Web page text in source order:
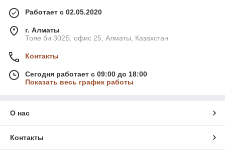
Работает с 02.05.2020
г. Алматы
Толе би 302Б, офис 25, Алматы, Казахстан
Контакты
Сегодня работает с 09:00 до 18:00
Показать весь график работы
О нас
Контакты